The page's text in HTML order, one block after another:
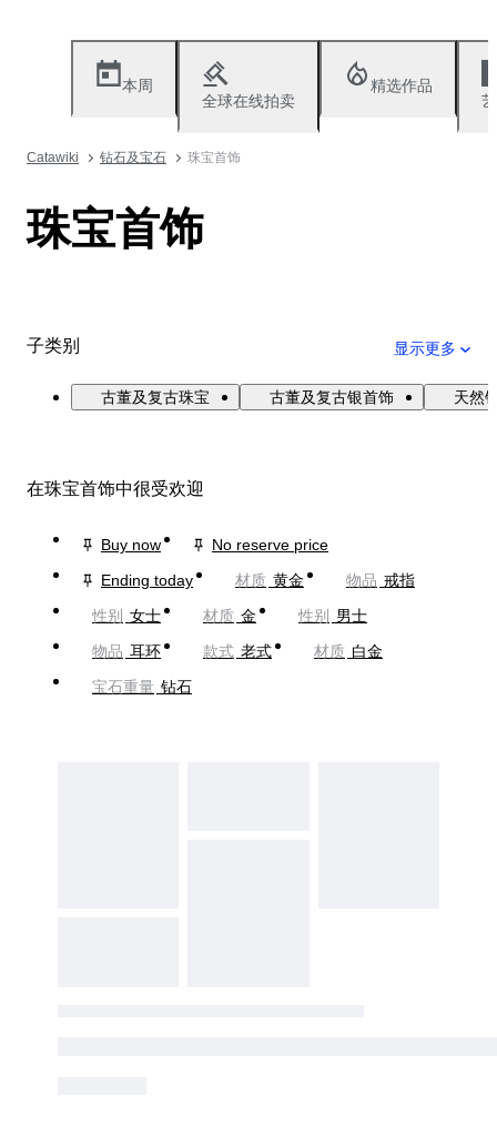
本周
全球在线拍卖
精选作品
Catawiki 钻石及宝石 珠宝首饰
珠宝首饰
子类别 显示更多
古董及复古珠宝 古董及复古银首饰 天然
在珠宝首饰中很受欢迎
Buy now
No reserve price
Ending today
材质 黄金 物品 戒指
性别 女士 材质 金 性别
男士
物品 耳环 款式 老式 材质 白金
宝石重量 钻石